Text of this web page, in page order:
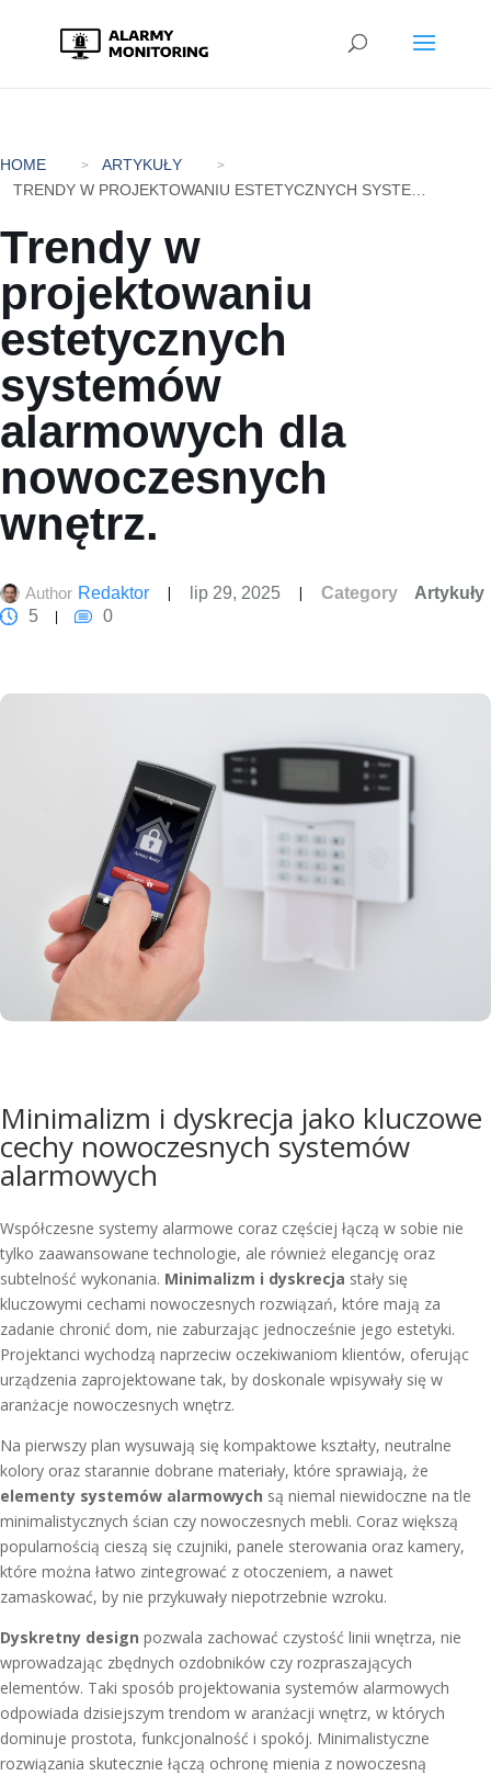
HOME
ARTYKUŁY
Trendy w
projektowaniu
estetycznych
systemów
alarmowych dla
nowoczesnych
wnętrz.
Author Redaktor lip 29, 2025 Category
Artykuły
5
0
Minimalizm i dyskrecja jako kluczowe
cechy nowoczesnych systemów
alarmowych
Współczesne systemy alarmowe coraz częściej łączą w sobie nie
tylko zaawansowane technologie, ale również elegancję oraz
subtelność wykonania. Minimalizm i dyskrecja stały się
kluczowymi cechami nowoczesnych rozwiązań, które mają za
zadanie chronić dom, nie zaburzając jednocześnie jego estetyki.
Projektanci wychodzą naprzeciw oczekiwaniom klientów, oferując
urządzenia zaprojektowane tak, by doskonale wpisywały się w
aranżacje nowoczesnych wnętrz.
Na pierwszy plan wysuwają się kompaktowe kształty, neutralne
kolory oraz starannie dobrane materiały, które sprawiają, że
elementy systemów alarmowych są niemal niewidoczne na tle
minimalistycznych ścian czy nowoczesnych mebli. Coraz większą
popularnością cieszą się czujniki, panele sterowania oraz kamery,
które można łatwo zintegrować z otoczeniem, a nawet
zamaskować, by nie przykuwały niepotrzebnie wzroku.
Dyskretny design pozwala zachować czystość linii wnętrza, nie
wprowadzając zbędnych ozdobników czy rozpraszających
elementów. Taki sposób projektowania systemów alarmowych
odpowiada dzisiejszym trendom w aranżacji wnętrz, w których
dominuje prostota, funkcjonalność i spokój. Minimalistyczne
rozwiązania skutecznie łączą ochronę mienia z nowoczesną